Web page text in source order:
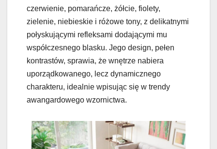
czerwienie, pomarańcze, żółcie, fiolety,
zielenie, niebieskie i różowe tony, z delikatnymi
połyskującymi refleksami dodającymi mu
współczesnego blasku. Jego design, pełen
kontrastów, sprawia, że wnętrze nabiera
uporządkowanego, lecz dynamicznego
charakteru, idealnie wpisując się w trendy
awangardowego wzornictwa.